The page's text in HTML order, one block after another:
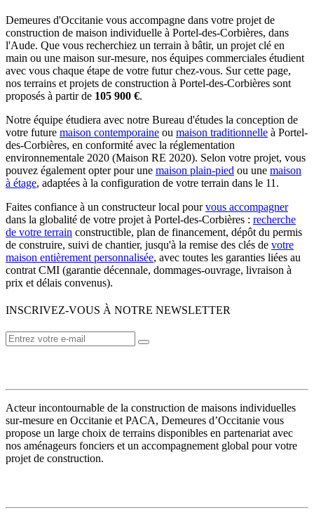
Demeures d'Occitanie vous accompagne dans votre projet de
construction de maison individuelle à Portel-des-Corbières, dans
l'Aude. Que vous recherchiez un terrain à bâtir, un projet clé en
main ou une maison sur-mesure, nos équipes commerciales étudient
avec vous chaque étape de votre futur chez-vous. Sur cette page,
nos terrains et projets de construction à Portel-des-Corbières sont
proposés à partir de 105 900 €.
Notre équipe étudiera avec notre Bureau d'études la conception de
votre future maison contemporaine ou maison traditionnelle à Portel-
des-Corbières, en conformité avec la réglementation
environnementale 2020 (Maison RE 2020). Selon votre projet, vous
pouvez également opter pour une maison plain-pied ou une maison
à étage, adaptées à la configuration de votre terrain dans le 11.
Faites confiance à un constructeur local pourvous accompagner
dans la globalité de votre projet à Portel-des-Corbières : recherche
de votre terrain constructible, plan de financement, dépôt du permis
de construire, suivi de chantier, jusqu'à la remise des clés de votre
maison entièrement personnalisée, avec toutes les garanties liées au
contrat CMI (garantie décennale, dommages-ouvrage, livraison à
prix et délais convenus).
INSCRIVEZ-VOUS À NOTRE NEWSLETTER
Acteur incontournable de la construction de maisons individuelles
sur-mesure en Occitanie et PACA, Demeures d’Occitanie vous
propose un large choix de terrains disponibles en partenariat avec
nos aménageurs fonciers et un accompagnement global pour votre
projet de construction.